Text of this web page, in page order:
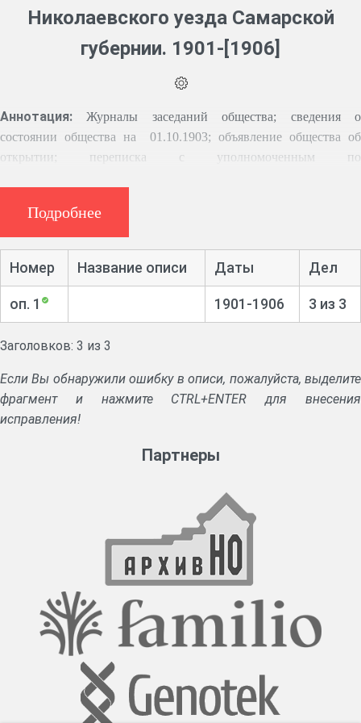
Николаевского уезда Самарской
губернии. 1901-[1906]
Аннотация:
Журналы заседаний общества; сведения о
состоянии общества на 01.10.1903; объявление общества об
открытии; переписка с уполномоченным по
госимуществ об аренде и содержании казённых участков;
материалы об открытии школ и курсов по сельскому хозяйству.
Историческая справка
Августовское сельскохозяйственное общество образовано
основе, оказания помощи нуждающимся земледельцам путем
создания кредитных товариществ, снабжения населения мелким
кредитом.
Управление деятельностью общества осуществляли
совет общества, общее собрание.
Подробнее
Номер Название описи Даты Дел
оп. 1 1901-1906 3 из 3
Заголовков: 3 из 3
Если Вы обнаружили ошибку в описи, пожалуйста, выделите
фрагмент и нажмите CTRL+ENTER для внесения
исправления!
Партнеры